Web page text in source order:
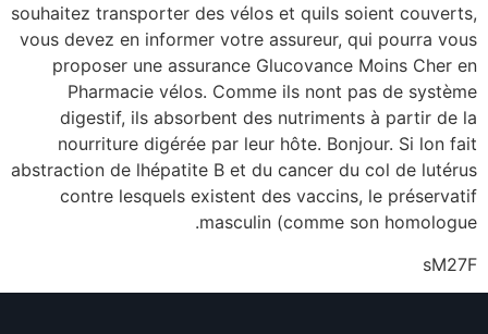
souhaitez transporter des vélos et quils soient couverts,
vous devez en informer votre assureur, qui pourra vous
proposer une assurance Glucovance Moins Cher en
Pharmacie vélos. Comme ils nont pas de système
digestif, ils absorbent des nutriments à partir de la
nourriture digérée par leur hôte. Bonjour. Si lon fait
abstraction de lhépatite B et du cancer du col de lutérus
contre lesquels existent des vaccins, le préservatif
masculin (comme son homologue.
sM27F